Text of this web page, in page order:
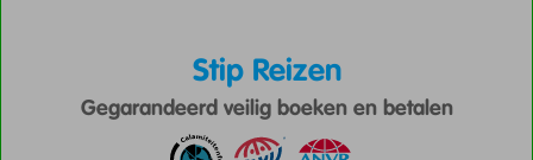
Stip Reizen
Gegarandeerd veilig boeken en betalen